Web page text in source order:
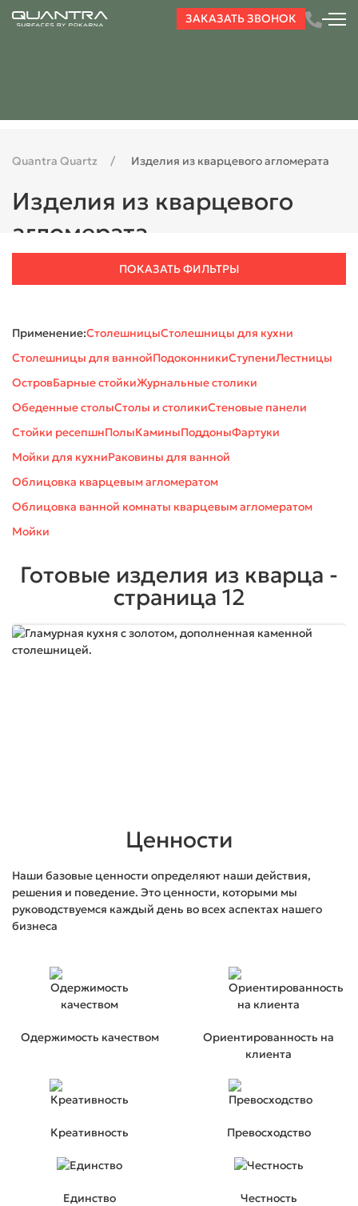
ЗАКАЗАТЬ ЗВОНОК
Quantra Quartz Изделия из кварцевого агломерата
Изделия из кварцевого
агломерата
ПОКАЗАТЬ ФИЛЬТРЫ
Применение:СтолешницыСтолешницы для кухни
Столешницы для ваннойПодоконникиСтупениЛестницы
ОстровБарные стойкиЖурнальные столики
Обеденные столыСтолы и столикиСтеновые панели
Стойки ресепшнПолыКаминыПоддоныФартуки
Мойки для кухниРаковины для ванной
Облицовка кварцевым агломератом
Облицовка ванной комнаты кварцевым агломератом
Мойки
Готовые изделия из кварца -
страница 12
Гламурная кухня с золотом, дополненная каменной
столешницей.
Подробнее
Ценности
Наши базовые ценности определяют наши действия,
решения и поведение. Это ценности, которыми мы
руководствуемся каждый день во всех аспектах нашего
бизнеса
Одержимость качеством
Ориентированность на
клиента
Креативность Превосходство
Единство Честность